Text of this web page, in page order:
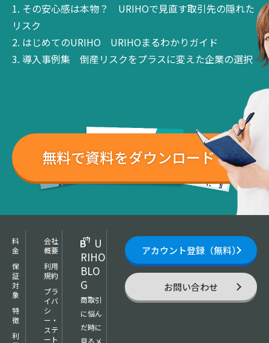
その安心感は本物？
URIHOで見直す取引先の隠れた
リスク
はじめてのURIHO
URIHOまるわかりガイド
導入事例集
倒産リスクをプラスに変えた企業の選択
無料で資料をダウンロード
料
金
保
証
対
象
特
徴
利
U
RIHO
BLO
G
商取引
に悩ん
だ時に
見るメ
会社
概要
利用
規約
プラ
イバ
シ
ー・
ステ
ート
アカウント登録（無料）
お問い合わせ